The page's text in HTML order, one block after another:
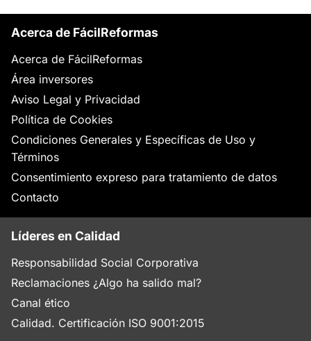
Acerca de FácilReformas
Acerca de FácilReformas
Área inversores
Aviso Legal y Privacidad
Política de Cookies
Condiciones Generales y Específicas de Uso y
Términos
Consentimiento expreso para tratamiento de datos
Contacto
Líderes en Calidad
Responsabilidad Social Corporativa
Reclamaciones ¿Algo ha salido mal?
Canal ético
Calidad. Certificación ISO 9001:2015